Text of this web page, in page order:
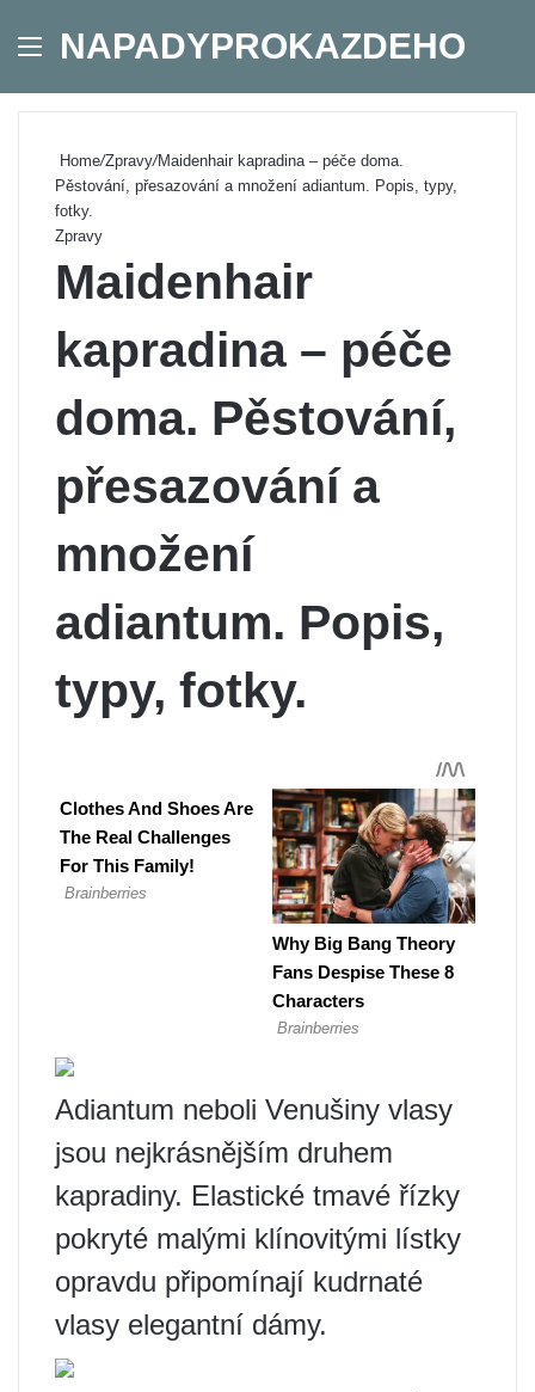
Menu
NAPADYPROKAZDEHO
Home/Zpravy/Maidenhair kapradina – péče doma.
Pěstování, přesazování a množení adiantum. Popis, typy,
fotky.
Zpravy
Maidenhair
kapradina – péče
doma. Pěstování,
přesazování a
množení
adiantum. Popis,
typy, fotky.
Adiantum neboli Venušiny vlasy
jsou nejkrásnějším druhem
kapradiny. Elastické tmavé řízky
pokryté malými klínovitými lístky
opravdu připomínají kudrnaté
vlasy elegantní dámy.